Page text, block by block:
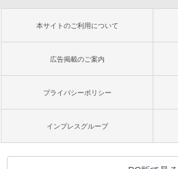
本サイトのご利用について
広告掲載のご案内
プライバシーポリシー
インプレスグループ